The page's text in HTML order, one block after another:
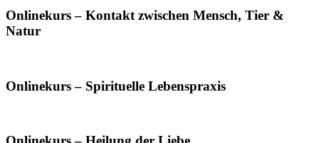
Onlinekurs – Kontakt zwischen Mensch, Tier &
Natur
Onlinekurs – Spirituelle Lebenspraxis